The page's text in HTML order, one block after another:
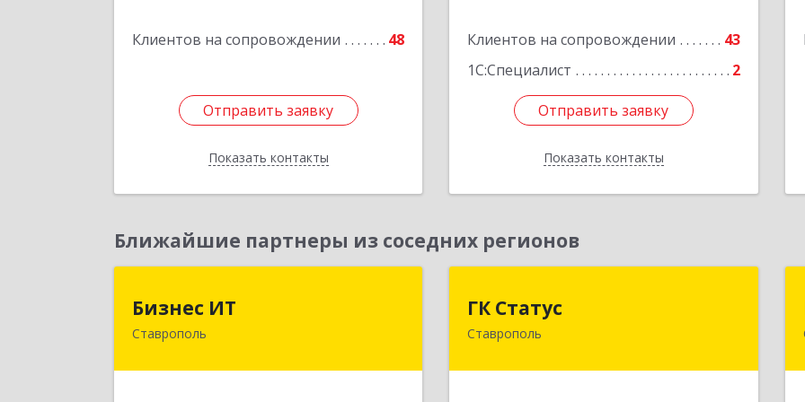
Клиентов на сопровождении 48
Отправить заявку
Показать контакты
Подробнее
Отправить заявку
Назад
Клиентов на сопровождении
43
1С:Специалист
2
Отправить заявку
Показать контакты
Подробнее
Отправить заявку
Назад
Ближайшие партнеры из соседних регионов
Бизнес ИТ
Ставрополь355035, Ставропольский край,
ГК Статус
Ставрополь355002, Ставропольский край,